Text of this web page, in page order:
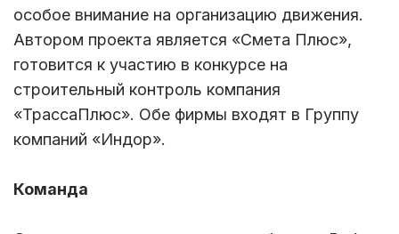
особое внимание на организацию движения.
Автором проекта является «Смета Плюс»,
готовится к участию в конкурсе на
строительный контроль компания
«ТрассаПлюс». Обе фирмы входят в Группу
компаний «Индор».
Команда